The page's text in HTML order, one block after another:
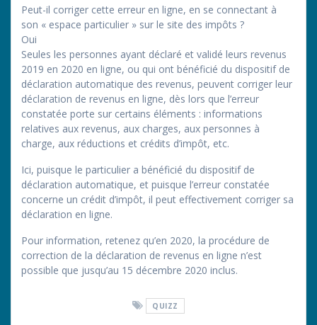
Peut-il corriger cette erreur en ligne, en se connectant à
son « espace particulier » sur le site des impôts ?
Oui
Seules les personnes ayant déclaré et validé leurs revenus
2019 en 2020 en ligne, ou qui ont bénéficié du dispositif de
déclaration automatique des revenus, peuvent corriger leur
déclaration de revenus en ligne, dès lors que l’erreur
constatée porte sur certains éléments : informations
relatives aux revenus, aux charges, aux personnes à
charge, aux réductions et crédits d’impôt, etc.
Ici, puisque le particulier a bénéficié du dispositif de
déclaration automatique, et puisque l’erreur constatée
concerne un crédit d’impôt, il peut effectivement corriger sa
déclaration en ligne.
Pour information, retenez qu’en 2020, la procédure de
correction de la déclaration de revenus en ligne n’est
possible que jusqu’au 15 décembre 2020 inclus.
QUIZZ